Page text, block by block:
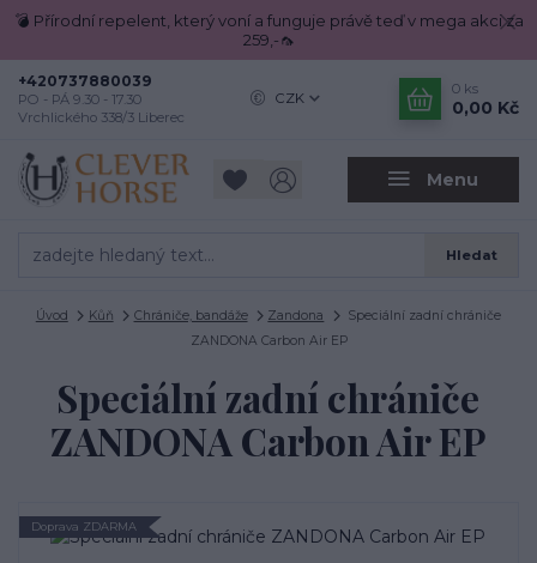
💣 Přírodní repelent, který voní a funguje právě teď v mega akci za
259,-🦟
Menu
CZK
Hledat
+420737880039
PO - PÁ 9.30 - 17.30
Vrchlického 338/3 Liberec
0 ks
0,00 Kč
Úvod Kůň Chrániče, bandáže Zandona
Speciální zadní chrániče
ZANDONA Carbon Air EP
Speciální zadní chrániče
ZANDONA Carbon Air EP
Doprava ZDARMA